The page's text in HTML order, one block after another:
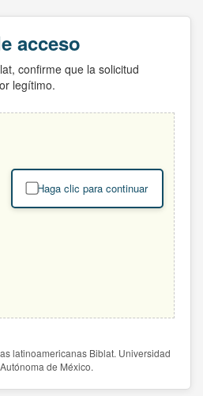
acceso
confirme que la solicitud
legítimo.
Haga clic para continuar
latinoamericanas Biblat. Universidad
de México.